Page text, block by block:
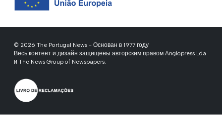
© 2026 The Portugal News - Основан в 1977 году
Весь контент и дизайн защищены авторским правом Anglopress Lda
и The News Group of Newspapers.